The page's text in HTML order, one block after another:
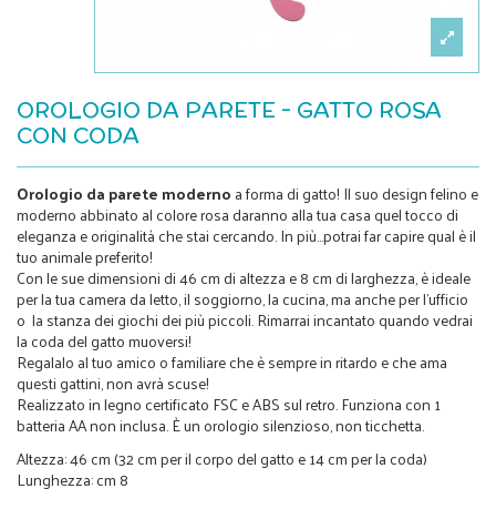
OROLOGIO DA PARETE - GATTO ROSA
CON CODA
Orologio da parete moderno a forma di gatto! Il suo design felino e
moderno abbinato al colore rosa daranno alla tua casa quel tocco di
eleganza e originalità che stai cercando. In più...potrai far capire qual è il
tuo animale preferito!
Con le sue dimensioni di 46 cm di altezza e 8 cm di larghezza, è ideale
per la tua camera da letto, il soggiorno, la cucina, ma anche per l'ufficio
o la stanza dei giochi dei più piccoli. Rimarrai incantato quando vedrai
la coda del gatto muoversi!
Regalalo al tuo amico o familiare che è sempre in ritardo e che ama
questi gattini, non avrà scuse!
Realizzato in legno certificato FSC e ABS sul retro. Funziona con 1
batteria AA non inclusa. È un orologio silenzioso, non ticchetta.
Altezza: 46 cm (32 cm per il corpo del gatto e 14 cm per la coda)
Lunghezza: cm 8